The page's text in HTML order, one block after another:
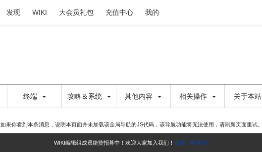
发现 WIKI 大会员礼包 充值中心 我的
终端 攻略＆系统 其他内容 相关操作 关于本站
如果你看到本条消息，说明本页面并未加载该全局导航的JS代码，该导航功能将无法使用，请刷新页面重试。
WIKI编辑组成员绝赞招募中！欢迎大家加入我们！ 点击了解详情~